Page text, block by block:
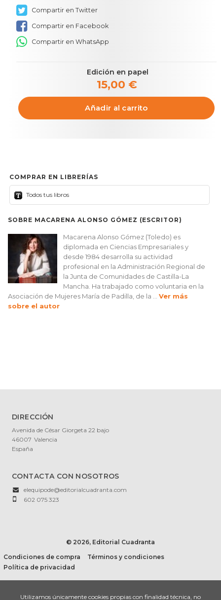
Compartir en Twitter
Compartir en Facebook
Compartir en WhatsApp
Edición en papel
15,00 €
Añadir al carrito
COMPRAR EN LIBRERÍAS
Todos tus libros
SOBRE MACARENA ALONSO GÓMEZ (ESCRITOR)
Macarena Alonso Gómez (Toledo) es
diplomada en Ciencias Empresariales y
desde 1984 desarrolla su actividad
profesional en la Administración Regional de
la Junta de Comunidades de Castilla-La
Mancha. Ha trabajado como voluntaria en la
Asociación de Mujeres María de Padilla, de la ... Ver más
sobre el autor
DIRECCIÓN
Avenida de César Giorgeta 22 bajo
46007 Valencia
España
CONTACTA CON NOSOTROS
elequipode@editorialcuadranta.com
602 075 323
© 2026, Editorial Cuadranta
Condiciones de compra
Términos y condiciones
Política de privacidad
Utilizamos únicamente cookies propias con finalidad técnica, no